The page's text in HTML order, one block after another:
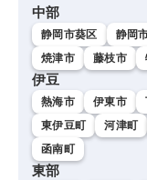
中部
静岡市葵区 静岡
焼津市
藤枝市
伊豆
熱海市 伊東市
東伊豆町
河津町
函南町
東部